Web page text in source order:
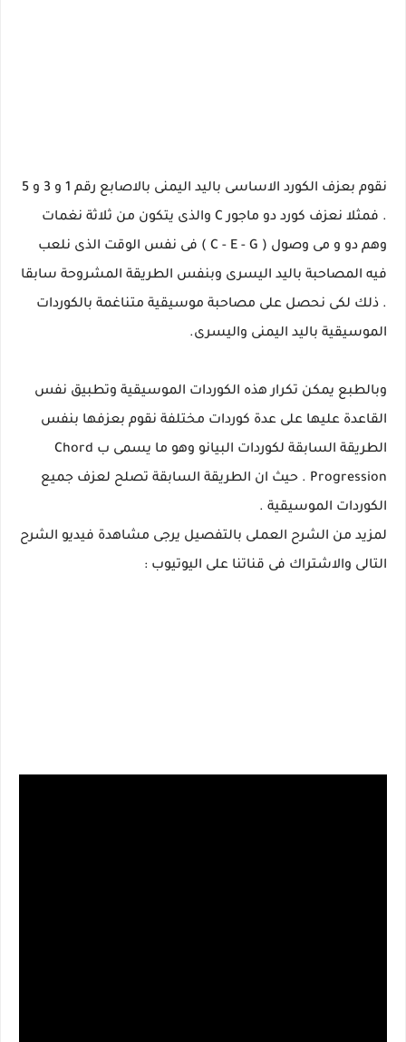
نقوم بعزف الكورد الاساسى باليد اليمنى بالاصابع رقم 1 و 3 و 5
. فمثلا نعزف كورد دو ماجور C والذى يتكون من ثلاثة نغمات
وهم دو و مى وصول ( C - E - G ) فى نفس الوقت الذى نلعب
فيه المصاحبة باليد اليسرى وبنفس الطريقة المشروحة سابقا
. ذلك لكى نحصل على مصاحبة موسيقية متناغمة بالكوردات
الموسيقية باليد اليمنى واليسرى.
وبالطبع يمكن تكرار هذه الكوردات الموسيقية وتطبيق نفس
القاعدة عليها على عدة كوردات مختلفة نقوم بعزفها بنفس
الطريقة السابقة لكوردات البيانو وهو ما يسمى ب Chord
Progression . حيث ان الطريقة السابقة تصلح لعزف جميع
الكوردات الموسيقية .
لمزيد من الشرح العملى بالتفصيل يرجى مشاهدة فيديو الشرح
التالى والاشتراك فى قناتنا على اليوتيوب :